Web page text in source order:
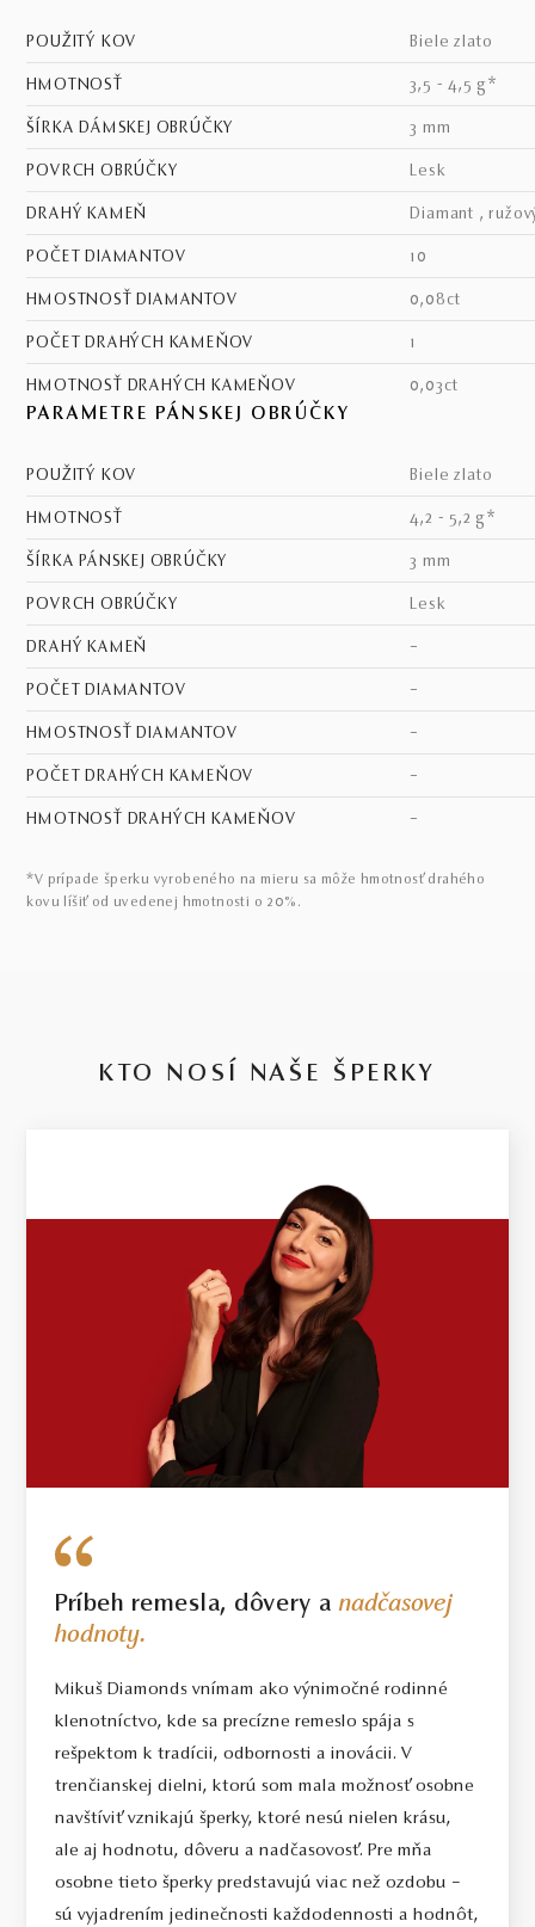
POUŽITÝ KOV biele zlato
HMOTNOSŤ 3,5 - 4,5 g*
ŠÍRKA DÁMSKEJ OBRÚČKY 3 mm
POVRCH OBRÚČKY lesk
DRAHÝ KAMEŇ diamant ,
POČET DIAMANTOV 10
HMOSTNOSŤ DIAMANTOV 0,08ct
POČET DRAHÝCH KAMEŇOV 1
HMOTNOSŤ DRAHÝCH KAMEŇOV 0,03ct
PARAMETRE PÁNSKEJ OBRÚČKY
POUŽITÝ KOV biele zlato
HMOTNOSŤ 4,2 - 5,2 g*
ŠÍRKA PÁNSKEJ OBRÚČKY 3 mm
POVRCH OBRÚČKY lesk
DRAHÝ KAMEŇ –
POČET DIAMANTOV –
HMOSTNOSŤ DIAMANTOV –
POČET DRAHÝCH KAMEŇOV –
HMOTNOSŤ DRAHÝCH KAMEŇOV –
*V prípade šperku vyrobeného na mieru sa môže hmotnosť drahého
kovu líšiť od uvedenej hmotnosti o 20%.
KTO NOSÍ NAŠE ŠPERKY
Príbeh remesla, dôvery anadčasovej
hodnoty.
Mikuš Diamonds vnímam ako výnimočné rodinné
klenotníctvo, kde sa precízne remeslo spája s
rešpektom k tradícii, odbornosti a inovácii. V
trenčianskej dielni, ktorú som mala možnosť osobne
navštíviť vznikajú šperky, ktoré nesú nielen krásu,
ale aj hodnotu, dôveru a nadčasovosť. Pre mňa
osobne tieto šperky predstavujú viac než ozdobu –
sú vyjadrením jedinečnosti každodennosti a hodnôt,